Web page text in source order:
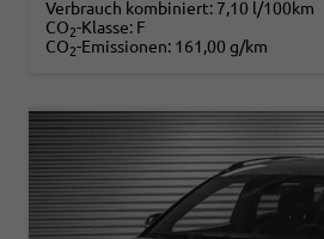
Verbrauch kombiniert: 7,10 l/100km
CO2-Klasse: F
CO2-Emissionen: 161,00 g/km